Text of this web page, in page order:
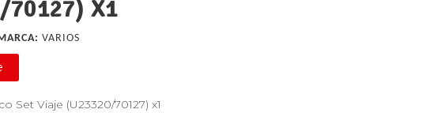
70127) X1
VARIOS
Set Viaje (U23320/70127) x1